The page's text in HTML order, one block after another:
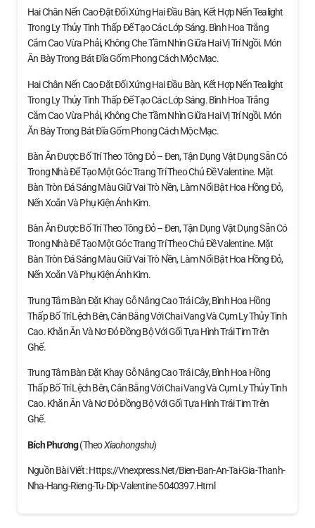
Hai Chân Nến Cao Đặt Đối Xứng Hai Đầu Bàn, Kết Hợp Nến Tealight
Trong Ly Thủy Tinh Thấp Để Tạo Các Lớp Sáng. Bình Hoa Trắng
Cắm Cao Vừa Phải, Không Che Tầm Nhìn Giữa Hai Vị Trí Ngồi. Món
Ăn Bày Trong Bát Đĩa Gốm Phong Cách Mộc Mạc.
Hai Chân Nến Cao Đặt Đối Xứng Hai Đầu Bàn, Kết Hợp Nến Tealight
Trong Ly Thủy Tinh Thấp Để Tạo Các Lớp Sáng. Bình Hoa Trắng
Cắm Cao Vừa Phải, Không Che Tầm Nhìn Giữa Hai Vị Trí Ngồi. Món
Ăn Bày Trong Bát Đĩa Gốm Phong Cách Mộc Mạc.
Bàn Ăn Được Bố Trí Theo Tông Đỏ – Đen, Tận Dụng Vật Dụng Sẵn Có
Trong Nhà Để Tạo Một Góc Trang Trí Theo Chủ Đề Valentine. Mặt
Bàn Tròn Đá Sáng Màu Giữ Vai Trò Nền, Làm Nổi Bật Hoa Hồng Đỏ,
Nến Xoắn Và Phụ Kiện Ánh Kim.
Bàn Ăn Được Bố Trí Theo Tông Đỏ – Đen, Tận Dụng Vật Dụng Sẵn Có
Trong Nhà Để Tạo Một Góc Trang Trí Theo Chủ Đề Valentine. Mặt
Bàn Tròn Đá Sáng Màu Giữ Vai Trò Nền, Làm Nổi Bật Hoa Hồng Đỏ,
Nến Xoắn Và Phụ Kiện Ánh Kim.
Trung Tâm Bàn Đặt Khay Gỗ Nâng Cao Trái Cây, Bình Hoa Hồng
Thấp Bố Trí Lệch Bên, Cân Bằng Với Chai Vang Và Cụm Ly Thủy Tinh
Cao. Khăn Ăn Và Nơ Đỏ Đồng Bộ Với Gối Tựa Hình Trái Tim Trên
Ghế.
Trung Tâm Bàn Đặt Khay Gỗ Nâng Cao Trái Cây, Bình Hoa Hồng
Thấp Bố Trí Lệch Bên, Cân Bằng Với Chai Vang Và Cụm Ly Thủy Tinh
Cao. Khăn Ăn Và Nơ Đỏ Đồng Bộ Với Gối Tựa Hình Trái Tim Trên
Ghế.
Bích Phương(theoXiaohongshu)
Nguồn Bài Viết : Https://vnexpress.net/bien-Ban-An-Tai-Gia-Thanh-
Nha-Hang-Rieng-Tu-Dip-Valentine-5040397.html